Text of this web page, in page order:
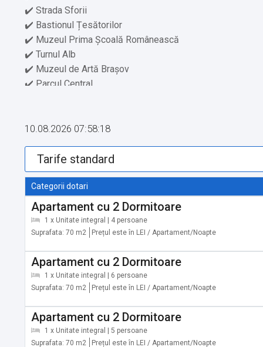
✔️ Strada Sforii
✔️ Bastionul Țesătorilor
✔️ Muzeul Prima Școală Românească
✔️ Turnul Alb
✔️ Muzeul de Artă Brașov
✔️ Parcul Central
✔️ Muntele Tâmpa
✔️ Complexul Sportiv Paradisul Acvatic
✔️ Muzeul Casa Mureșenilor
Cu o istorie bogată și o diversitate remarcabilă,
Fie că este vorba despre bijuteriile istorice ale orașului
vizitatorilor este una plină de surprize și satisfacții.
înalți, pădurile misterioase și să descoperi peisaje
descoperi și să te bucuri de toate comorile sale turistice.
realitate și pentru a vă bucura de fiecare aspect al
Servicii suplimentare incluse in pret:
✔️ Este posibilă parcarea privată gratuit la proprietate (nu
10.08.2026 07:58:18
Categorii dotari
Apartament cu 2 Dormitoare
1 x Unitate integral | 4 persoane
Suprafata: 70 m2
Prețul este în LEI / Apartament/Noapte
Apartament cu 2 Dormitoare
1 x Unitate integral | 6 persoane
Suprafata: 70 m2
Prețul este în LEI / Apartament/Noapte
Apartament cu 2 Dormitoare
1 x Unitate integral | 5 persoane
Suprafata: 70 m2
Prețul este în LEI / Apartament/Noapte